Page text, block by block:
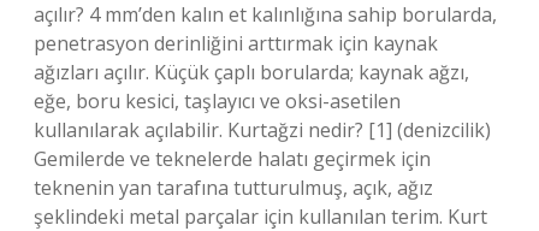
açılır? 4 mm’den kalın et kalınlığına sahip borularda,
penetrasyon derinliğini arttırmak için kaynak
ağızları açılır. Küçük çaplı borularda; kaynak ağzı,
eğe, boru kesici, taşlayıcı ve oksi-asetilen
kullanılarak açılabilir. Kurtağzi nedir? [1] (denizcilik)
Gemilerde ve teknelerde halatı geçirmek için
teknenin yan tarafına tutturulmuş, açık, ağız
şeklindeki metal parçalar için kullanılan terim. Kurt